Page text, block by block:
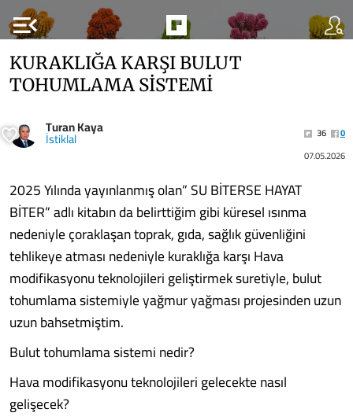
menu_open
KURAKLIĞA KARŞI BULUT
TOHUMLAMA SİSTEMİ
Turan Kaya
İstiklal 36
0
07.05.2026
2025 Yılında yayınlanmış olan” SU BİTERSE HAYAT
BİTER” adlı kitabın da belirttiğim gibi küresel ısınma
nedeniyle çoraklaşan toprak, gıda, sağlık güvenliğini
tehlikeye atması nedeniyle kuraklığa karşı Hava
modifikasyonu teknolojileri geliştirmek suretiyle, bulut
tohumlama sistemiyle yağmur yağması projesinden uzun
uzun bahsetmiştim.
Bulut tohumlama sistemi nedir?
Hava modifikasyonu teknolojileri gelecekte nasıl
gelişecek?